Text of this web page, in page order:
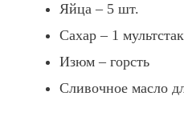
Яйца – 5 шт.
Сахар – 1
Изюм – горсть
Сливочное масло